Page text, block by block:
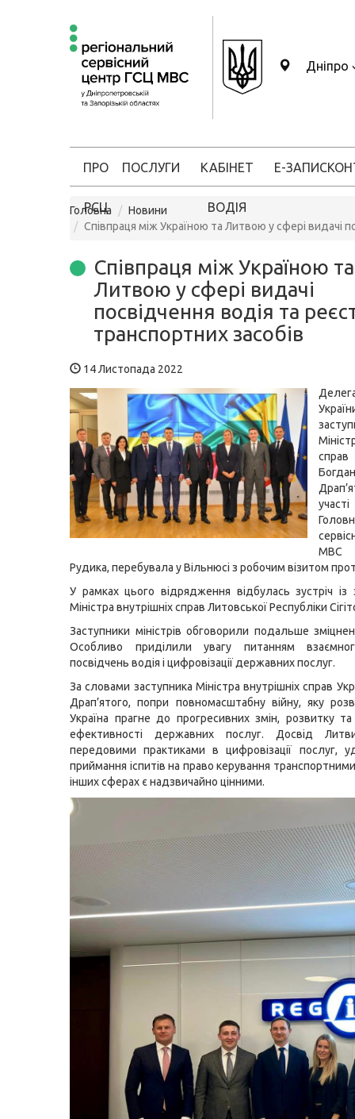
Дніпро
ПРО
РСЦ
ПОСЛУГИ КАБІНЕТ
ВОДІЯ
Е-ЗАПИС
Головна
Новини
Співпраця між Україною та Литвою у сфері видачі
Співпраця між Україною та
Литвою у сфері видачі
посвідчення водія та
транспортних засобів
14 Листопада 2022
МВС
Рудика, перебувала у Вільнюсі з робочим візитом
У рамках цього відрядження відбулась зустріч із
Міністра внутрішніх справ Литовської Республіки
Заступники міністрів обговорили подальше
Особливо приділили увагу питанням
посвідчень водія і цифровізації державних послуг.
За словами заступника Міністра внутрішніх справ
Драп’ятого, попри повномасштабну війну, яку
Україна прагне до прогресивних змін, розвитку
ефективності державних послуг. Досвід
передовими практиками в цифровізації послуг,
приймання іспитів на право керування
інших сферах є надзвичайно цінними.